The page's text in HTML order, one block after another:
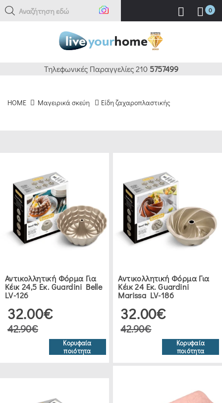
Αναζήτηση εδώ 0
Τηλεφωνικές Παραγγελίες 210 5757499
HOME Μαγειρικά σκεύη Είδη ζαχαροπλαστικής
Αντικολλητική Φόρμα Για
Κέικ 24,5 Εκ. Guardini Belle
LV-126
32.00€
42.90€
Κορυφαία
ποιότητα
Αντικολλητική Φόρμα Για
Κέικ 24 Εκ. Guardini
Marissa LV-186
32.00€
42.90€
Κορυφαία
ποιότητα
YALKO
MARVA
ORIANA
FERELLI
(2)